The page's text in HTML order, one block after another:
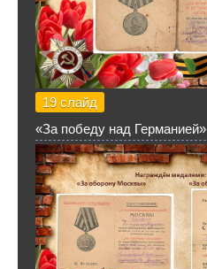
19 слайд
«За победу над Германией»